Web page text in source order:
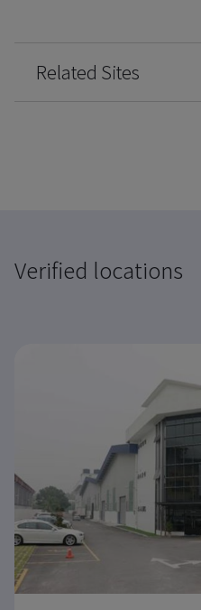
Related Sites
Verified locations